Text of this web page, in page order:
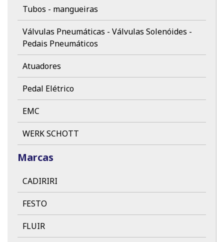
Tubos - mangueiras
Válvulas Pneumáticas - Válvulas Solenóides -
Pedais Pneumáticos
Atuadores
Pedal Elétrico
EMC
WERK SCHOTT
Marcas
CADIRIRI
FESTO
FLUIR